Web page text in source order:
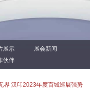
展示
展会新闻
伙伴
界 汉印2023年度百城巡展强势